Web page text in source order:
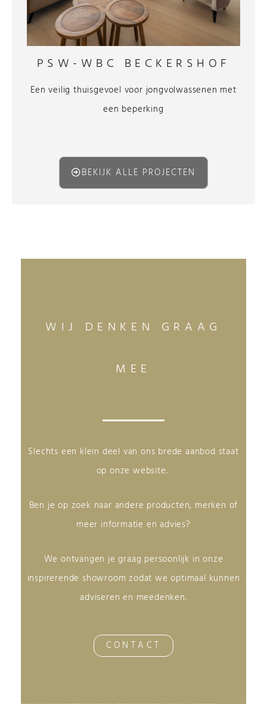
PSW-WBC BECKERSHOF
Een veilig thuisgevoel voor jongvolwassenen met
een beperking
BEKIJK ALLE PROJECTEN
WIJ DENKEN GRAAG
MEE
Slechts een klein deel van ons brede aanbod staat
op onze website.
Ben je op zoek naar andere producten, merken of
meer informatie en advies?
We ontvangen je graag persoonlijk in onze
inspirerende showroom zodat we optimaal kunnen
adviseren en meedenken.
CONTACT